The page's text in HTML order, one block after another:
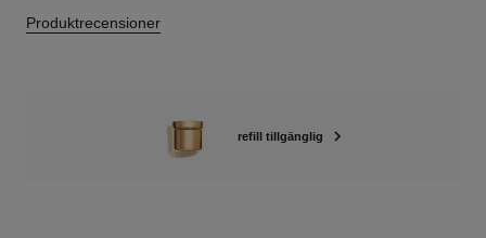
Produktrecensioner
refill tillgänglig